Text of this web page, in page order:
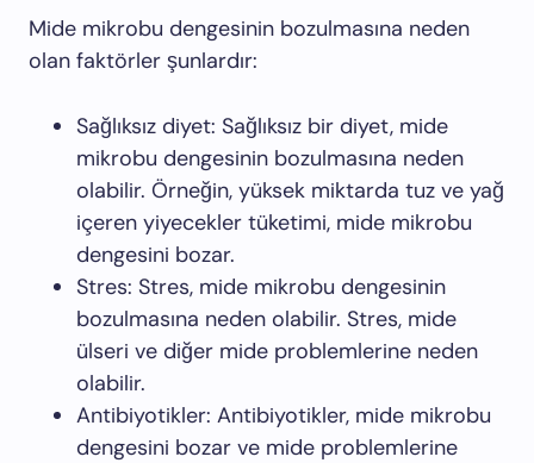
Mide mikrobu dengesinin bozulmasına neden
olan faktörler şunlardır:
Sağlıksız diyet: Sağlıksız bir diyet, mide
mikrobu dengesinin bozulmasına neden
olabilir. Örneğin, yüksek miktarda tuz ve yağ
içeren yiyecekler tüketimi, mide mikrobu
dengesini bozar.
Stres: Stres, mide mikrobu dengesinin
bozulmasına neden olabilir. Stres, mide
ülseri ve diğer mide problemlerine neden
olabilir.
Antibiyotikler: Antibiyotikler, mide mikrobu
dengesini bozar ve mide problemlerine